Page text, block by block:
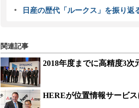
日産の歴代「ルークス」を振り返
関連記事
2018年度までに高精度3
HEREが位置情報サービ